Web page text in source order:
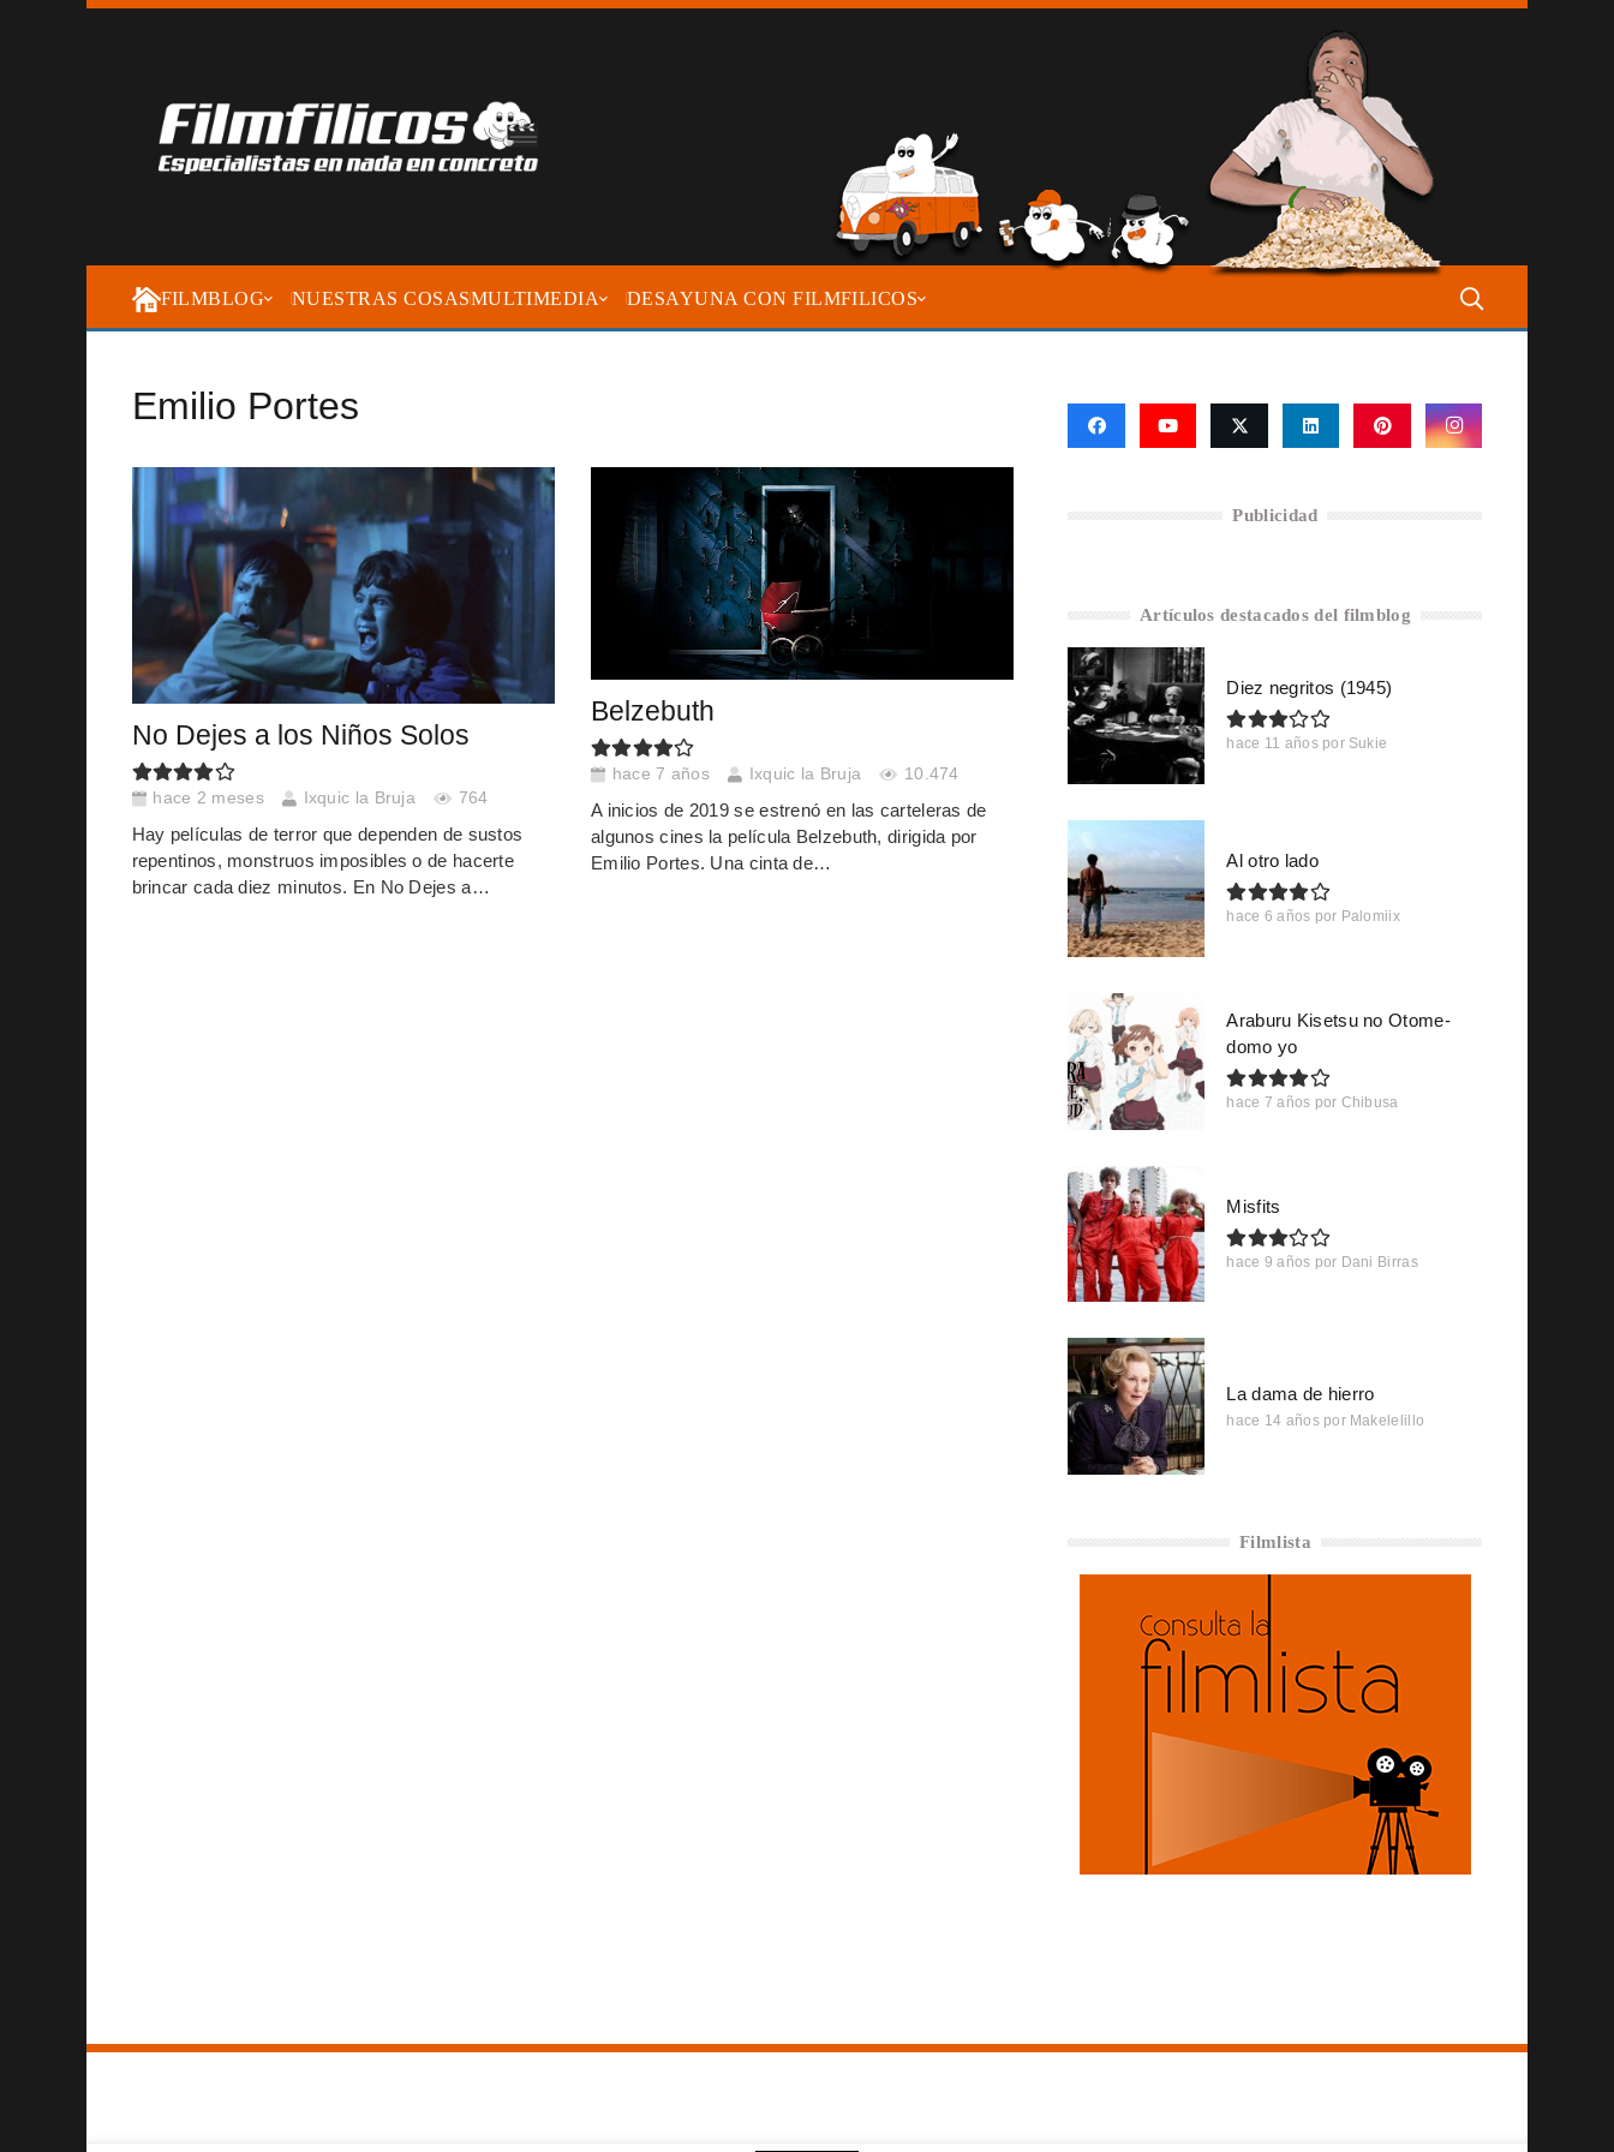
FILMBLOG NUESTRAS COSASMULTIMEDIA DESAYUNA CON FILMFILICOS
Emilio Portes
No Dejes a los Niños Solos
hace 2 meses Ixquic la Bruja 764
Hay películas de terror que dependen de sustos
repentinos, monstruos imposibles o de hacerte
brincar cada diez minutos. En No Dejes a…
Belzebuth
hace 7 años Ixquic la Bruja 10.474
A inicios de 2019 se estrenó en las carteleras de
algunos cines la película Belzebuth, dirigida por
Emilio Portes. Una cinta de…
Publicidad
Artículos destacados del filmblog
Diez negritos (1945)
hace 11 años por Sukie
Al otro lado
hace 6 años por Palomiix
Araburu Kisetsu no Otome-
domo yo
hace 7 años por Chibusa
Misfits
hace 9 años por Dani Birras
La dama de hierro
hace 14 años por Makelelillo
Filmlista